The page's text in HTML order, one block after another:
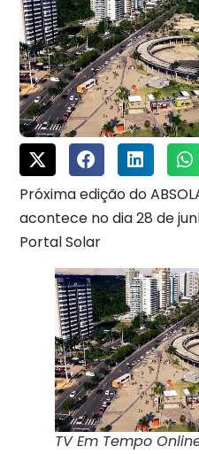
Próxima edição do
acontece no dia 28 de
Portal Solar
TV Em Tempo